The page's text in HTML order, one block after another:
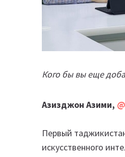
Кого бы вы еще
Азизджон Азими,
Первый
искусственного